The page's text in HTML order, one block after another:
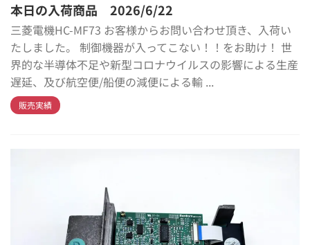
本日の入荷商品 2026/6/22
三菱電機HC-MF73 お客様からお問い合わせ頂き、入荷い
たしました。 制御機器が入ってこない！！をお助け！ 世
界的な半導体不足や新型コロナウイルスの影響による生産
遅延、及び航空便/船便の減便による輸 ...
販売実績